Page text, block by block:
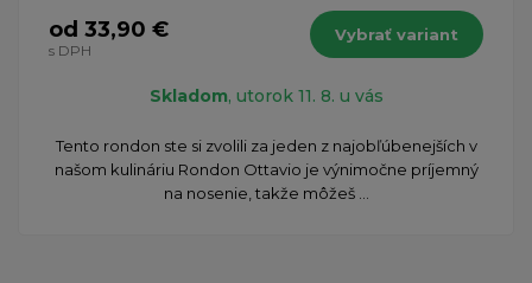
od 33,90 €
s DPH
Vybrať variant
Skladom, utorok 11. 8. u vás
Tento rondon ste si zvolili za jeden z najobľúbenejších v
našom kulináriu Rondon Ottavio je výnimočne príjemný
na nosenie, takže môžeš ...